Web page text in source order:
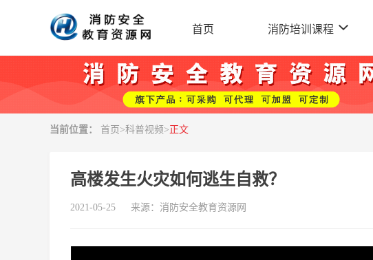
首页 消防培训课程
当前位置： 首页 >科普视频> 正文
高楼发生火灾如何逃生自救？
2021-05-25 来源： 消防安全教育资源网